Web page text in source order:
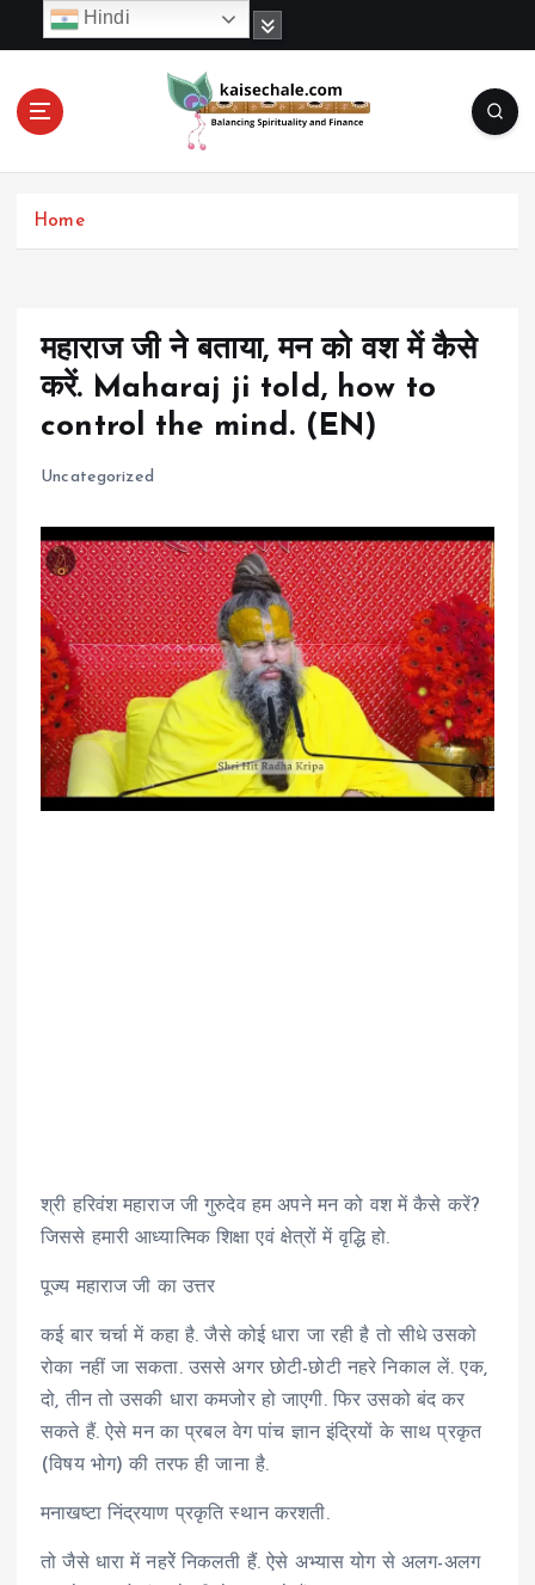
c
Home
महाराज जी ने बताया, मन को वश में कैसे
करें. Maharaj ji told, how to
control the mind. (EN)
Uncategorized
श्री हरिवंश महाराज जी गुरुदेव हम अपने मन को वश में कैसे करें?
जिससे हमारी आध्यात्मिक शिक्षा एवं क्षेत्रों में वृद्धि हो.
पूज्य महाराज जी का उत्तर
कई बार चर्चा में कहा है. जैसे कोई धारा जा रही है तो सीधे उसको
रोका नहीं जा सकता. उससे अगर छोटी-छोटी नहरे निकाल लें. एक,
दो, तीन तो उसकी धारा कमजोर हो जाएगी. फिर उसको बंद कर
सकते हैं. ऐसे मन का प्रबल वेग पांच ज्ञान इंद्रियों के साथ प्रकृत
(विषय भोग) की तरफ ही जाना है.
मनाखष्टा निंद्रयाण प्रकृति स्थान करशती.
तो जैसे धारा में नहरेें निकलती हैं. ऐसे अभ्यास योग से अलग-अलग
Hindi